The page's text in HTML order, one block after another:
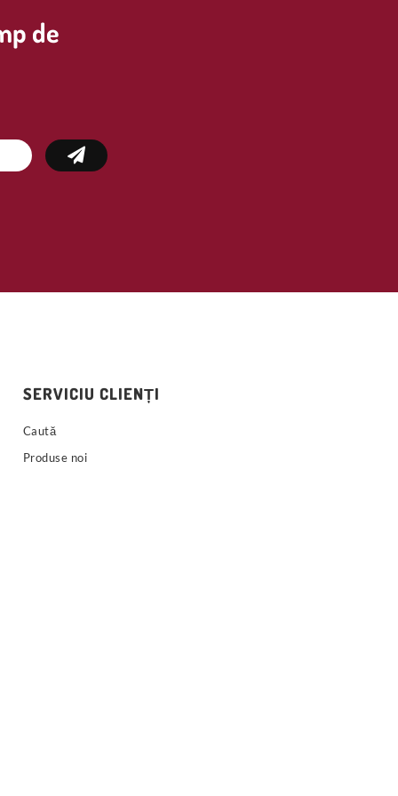
de
SERVICIU CLIENȚI
Caută
Produse noi